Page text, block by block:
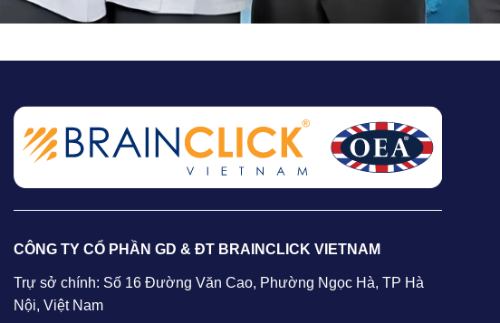
CÔNG TY CỔ PHẦN GD & ĐT BRAINCLICK VIETNAM
Trự sở chính: Số 16 Đường Văn Cao, Phường Ngọc Hà, TP Hà
Nội, Việt Nam